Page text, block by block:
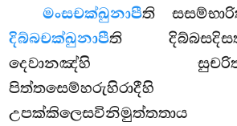
මංසචක්ඛුනාපීති
දිබ්බචක්ඛුනාපීති
දෙවානඤ්හි
පිත්තසෙම්හරුහිරාදීහි